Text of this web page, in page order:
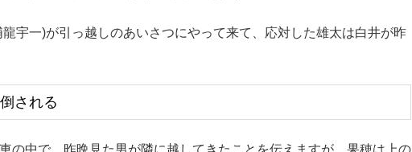
宇一)が引っ越しのあいさつにやって来て、応対した雄太は白井が昨
される
の中で、昨晩見た男が隣に越してきたことを伝えますが、果穂は上の